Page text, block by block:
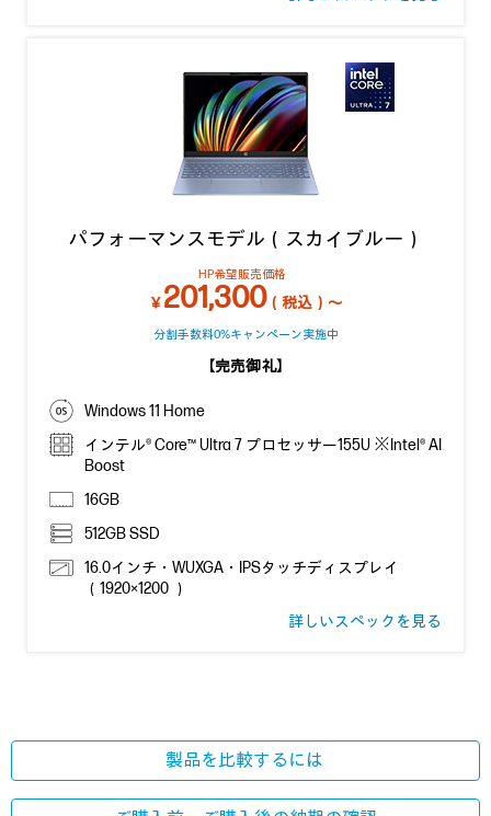
パフォーマンスモデル（スカイブルー）
HP希望販売価格
￥201,300（税込）～
分割手数料0%キャンペーン実施中
【完売御礼】
Windows 11 Home
インテル® Core™ Ultra 7 プロセッサー155U ※Intel® AI
Boost
16GB
512GB SSD
16.0インチ・WUXGA・IPSタッチディスプレイ
（1920×1200 ）
詳しいスペックを見る
製品を比較するには